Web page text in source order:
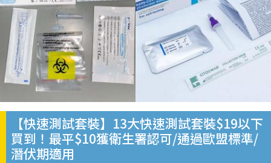
【快速測試套裝】13大快速測試套裝$19以下
買到！最平$10獲衛生署認可/通過歐盟標準/
潛伏期適用